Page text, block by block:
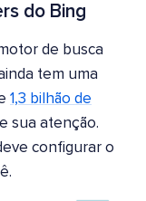
do Bing
de busca
tem uma
1,3 bilhão de
sua atenção.
configurar o